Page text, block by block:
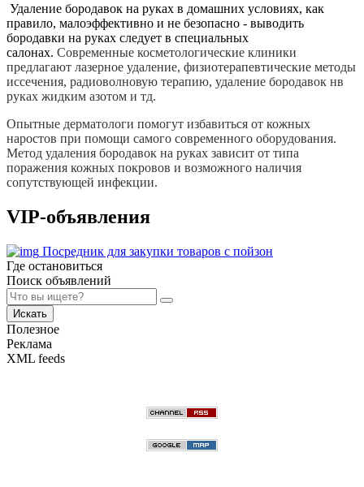
Удаление бородавок на руках в домашних условиях, как
правило, малоэффективно и не безопасно - выводить
бородавки на руках следует в специальных
салонах. Современные косметологические клиники
предлагают лазерное удаление, физиотерапевтические методы
иссечения, радиоволновую терапию, удаление бородавок нв
руках жидким азотом и тд.
Опытные дерматологи помогут избавиться от кожных
наростов при помощи самого современного оборудования.
Метод удаления бородавок на руках зависит от типа
поражения кожных покровов и возможного наличия
сопутствующей инфекции.
VIP-объявления
Посредник для закупки товаров с пойзон
Где остановиться
Поиск объявлений
Искать
Полезное
Реклама
XML feeds